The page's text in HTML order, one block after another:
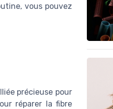
vous pouvez
précieuse pour
réparer la fibre